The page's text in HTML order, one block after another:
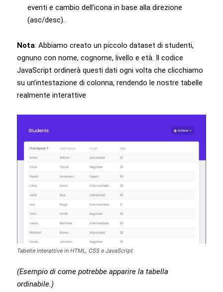
eventi e cambio dell’icona in base alla direzione
(asc/desc).
Nota: Abbiamo creato un piccolo dataset di studenti,
ognuno con nome, cognome, livello e età. Il codice
JavaScript ordinerà questi dati ogni volta che clicchiamo
su un’intestazione di colonna, rendendo le nostre tabelle
realmente interattive
Tabelle interattive in HTML, CSS e JavaScript
(Esempio di come potrebbe apparire la tabella
ordinabile.)